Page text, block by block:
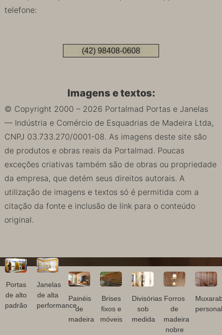
telefone:
(42) 98408-0608
Imagens e textos:
© Copyright 2000 – 2026 Portalmad Portas e Janelas
— Indústria e Comércio de Esquadrias de Madeira Ltda,
CNPJ 03.733.270/0001-08. As imagens deste site são
de produtos e obras reais da Portalmad. Poucas
exceções criativas também são de obras ou propriedade
da empresa, que detém seus direitos autorais. A
utilização de imagens e textos só é permitida com a
citação da fonte e inclusão de link para o conteúdo
original.
Portas
de alto
padrão
Janelas
de alta
performance
Painéis
de
madeira
Brises
fixos e
móveis
Divisórias
sob
medida
Forros
de
madeira
nobre